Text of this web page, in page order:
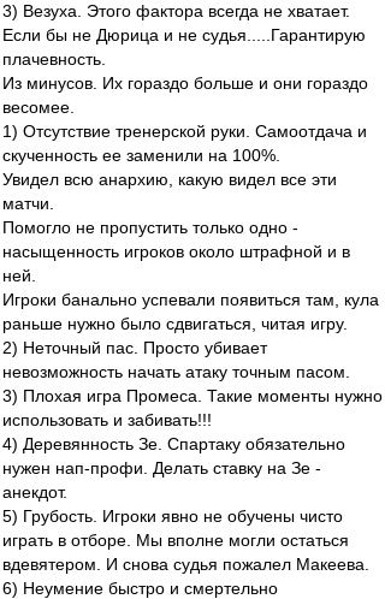
3) Везуха. Этого фактора всегда не хватает.
Если бы не Дюрица и не судья.....Гарантирую
плачевность.
Из минусов. Их гораздо больше и они гораздо
весомее.
1) Отсутствие тренерской руки. Самоотдача и
скученность ее заменили на 100%.
Увидел всю анархию, какую видел все эти
матчи.
Помогло не пропустить только одно -
насыщенность игроков около штрафной и в
ней.
Игроки банально успевали появиться там, кула
раньше нужно было сдвигаться, читая игру.
2) Неточный пас. Просто убивает
невозможность начать атаку точным пасом.
3) Плохая игра Промеса. Такие моменты нужно
использовать и забивать!!!
4) Деревянность Зе. Спартаку обязательно
нужен нап-профи. Делать ставку на Зе -
анекдот.
5) Грубость. Игроки явно не обучены чисто
играть в отборе. Мы вполне могли остаться
вдевятером. И снова судья пожалел Макеева.
6) Неумение быстро и смертельно